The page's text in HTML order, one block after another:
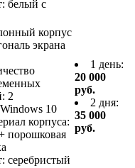
белый с
корпус
экрана
2
10
корпуса:
порошковая
серебристый
1 день:
20 000
руб.
2 дня:
35 000
руб.